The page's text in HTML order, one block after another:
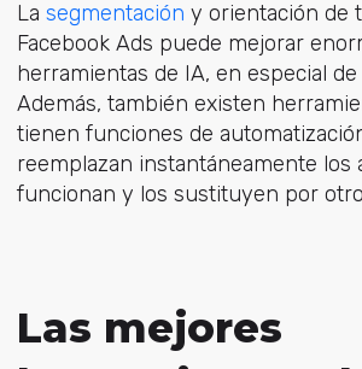
La segmentación y orientación de
Facebook Ads puede mejorar
herramientas de IA, en especial
Además, también existen
tienen funciones de
reemplazan instantáneamente los
funcionan y los sustituyen por
Las mejores